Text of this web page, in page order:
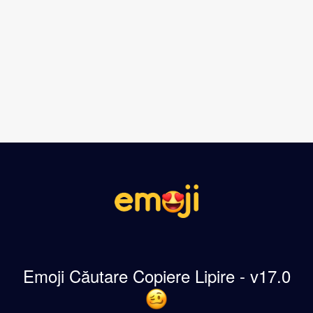
Emoji Căutare Copiere Lipire - v17.0